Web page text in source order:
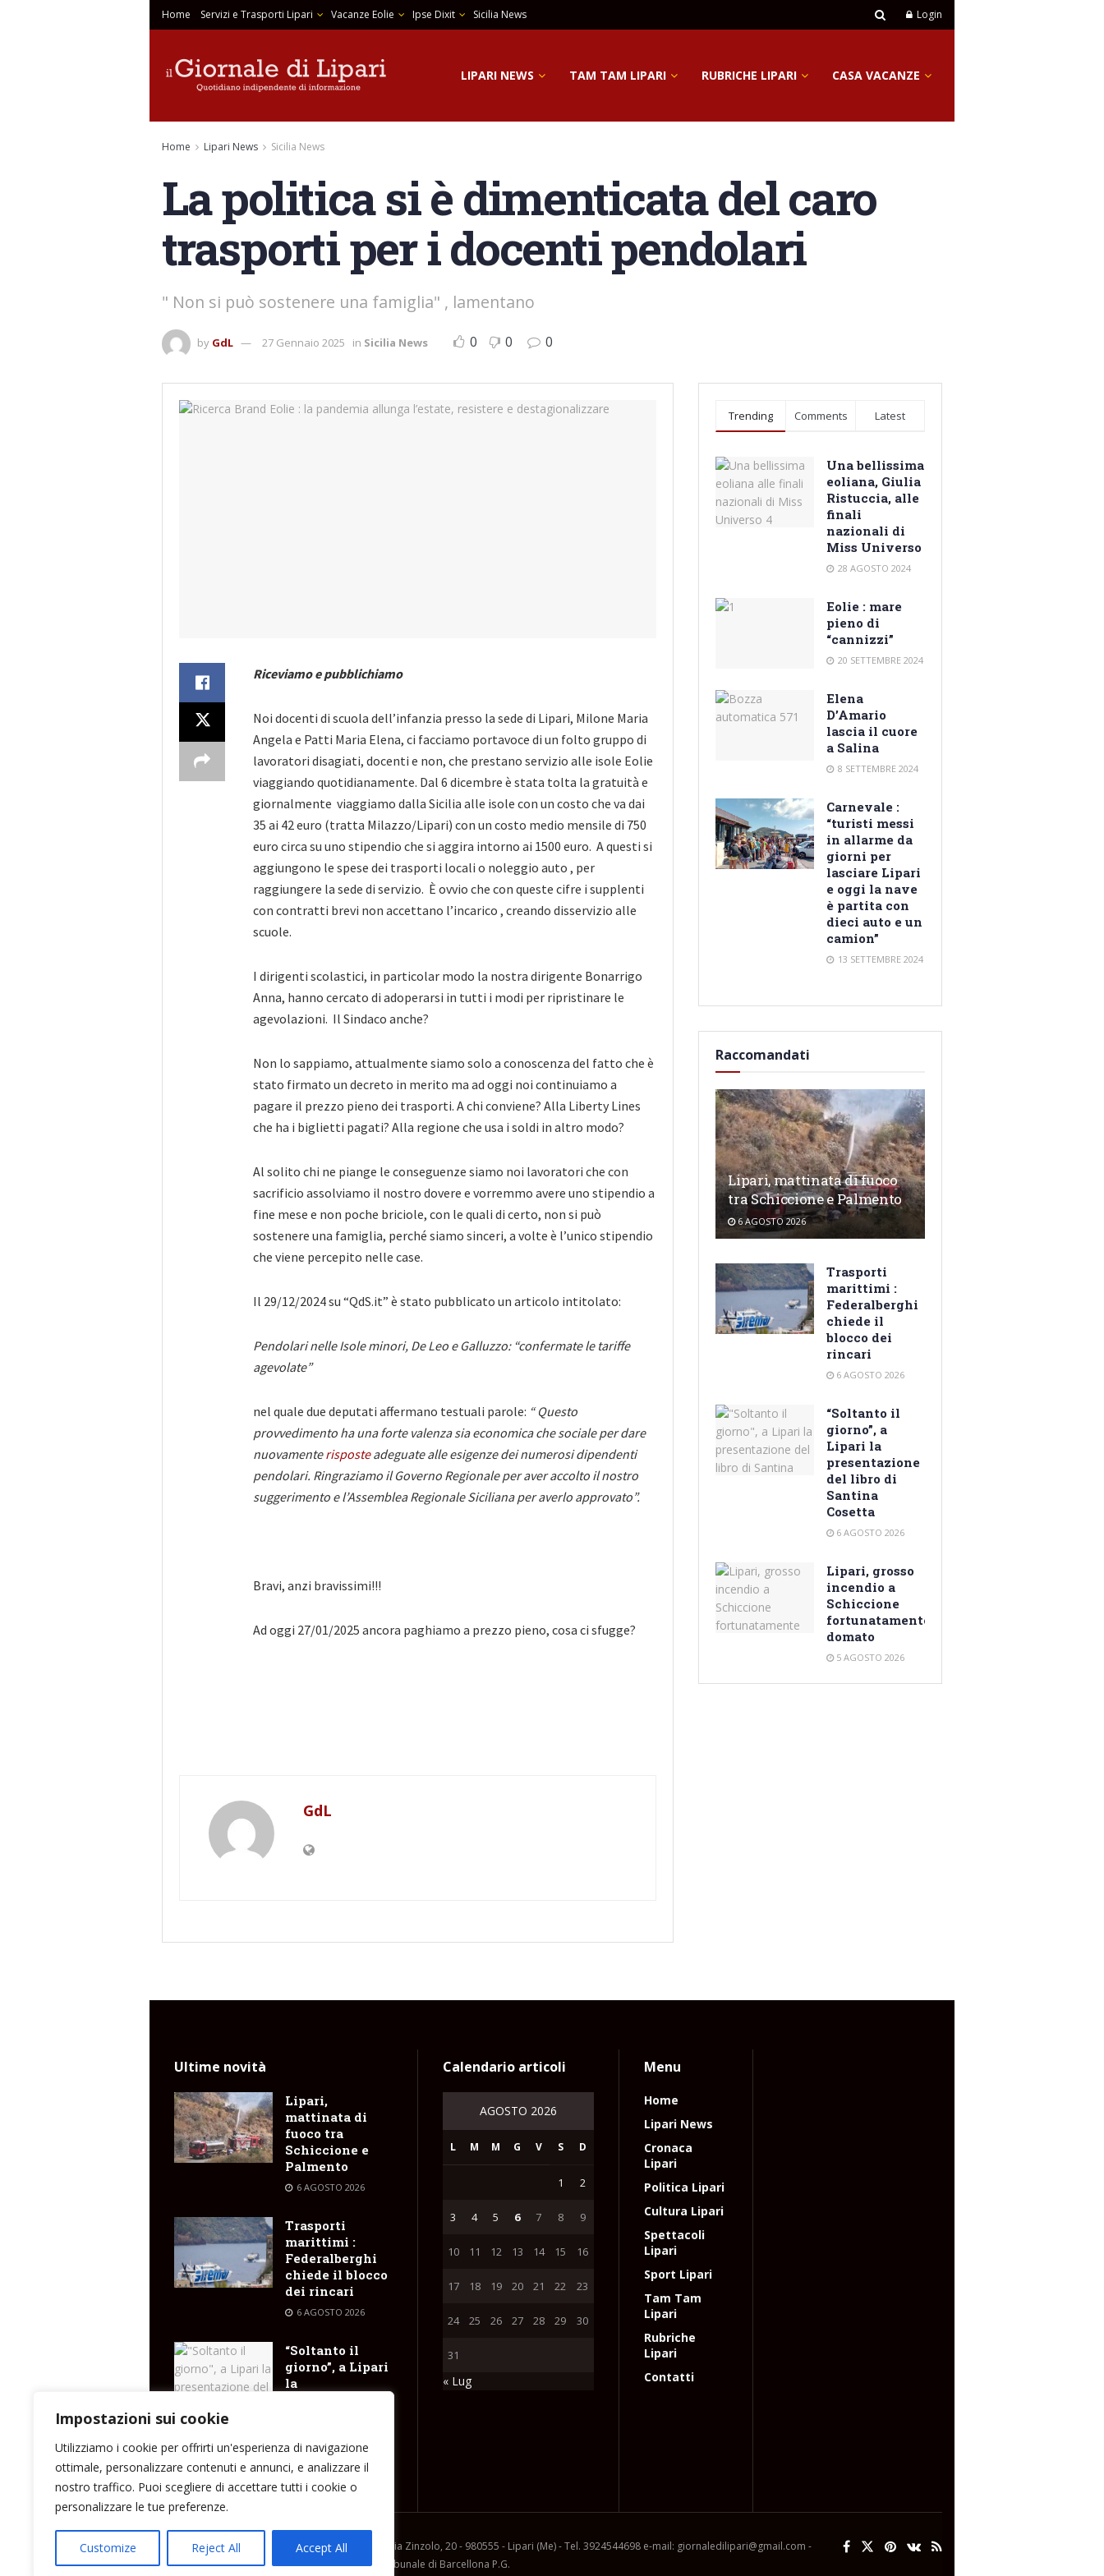
Impostazioni sui cookie
Utilizziamo i cookie per offrirti un'esperienza di navigazione
ottimale, personalizzare contenuti e annunci, e analizzare il
nostro traffico. Puoi scegliere di accettare tutti i cookie o
personalizzare le tue preferenze.
Customize Reject All Accept All
Home Servizi e Trasporti Lipari Vacanze Eolie Ipse Dixit Sicilia News Login
LIPARI NEWS TAM TAM LIPARI RUBRICHE LIPARI CASA VACANZE
Home Lipari News Sicilia News
La politica si è dimenticata del caro
trasporti per i docenti pendolari
" Non si può sostenere una famiglia" , lamentano
by GdL 27 Gennaio 2025 in Sicilia News 0 0 0
Riceviamo e pubblichiamo
Noi docenti di scuola dell’infanzia presso la sede di Lipari, Milone Maria
Angela e Patti Maria Elena, ci facciamo portavoce di un folto gruppo di
lavoratori disagiati, docenti e non, che prestano servizio alle isole Eolie
viaggiando quotidianamente. Dal 6 dicembre è stata tolta la gratuità e
giornalmente viaggiamo dalla Sicilia alle isole con un costo che va dai
35 ai 42 euro (tratta Milazzo/Lipari) con un costo medio mensile di 750
euro circa su uno stipendio che si aggira intorno ai 1500 euro. A questi si
aggiungono le spese dei trasporti locali o noleggio auto , per
raggiungere la sede di servizio. È ovvio che con queste cifre i supplenti
con contratti brevi non accettano l’incarico , creando disservizio alle
scuole.
I dirigenti scolastici, in particolar modo la nostra dirigente Bonarrigo
Anna, hanno cercato di adoperarsi in tutti i modi per ripristinare le
agevolazioni. Il Sindaco anche?
Non lo sappiamo, attualmente siamo solo a conoscenza del fatto che è
stato firmato un decreto in merito ma ad oggi noi continuiamo a
pagare il prezzo pieno dei trasporti. A chi conviene? Alla Liberty Lines
che ha i biglietti pagati? Alla regione che usa i soldi in altro modo?
Al solito chi ne piange le conseguenze siamo noi lavoratori che con
sacrificio assolviamo il nostro dovere e vorremmo avere uno stipendio a
fine mese e non poche briciole, con le quali di certo, non si può
sostenere una famiglia, perché siamo sinceri, a volte è l’unico stipendio
che viene percepito nelle case.
Il 29/12/2024 su “QdS.it” è stato pubblicato un articolo intitolato:
Pendolari nelle Isole minori, De Leo e Galluzzo: “confermate le tariffe
agevolate”
nel quale due deputati affermano testuali parole: “ Questo
provvedimento ha una forte valenza sia economica che sociale per dare
nuovamenterisposte adeguate alle esigenze dei numerosi dipendenti
pendolari. Ringraziamo il Governo Regionale per aver accolto il nostro
suggerimento e l’Assemblea Regionale Siciliana per averlo approvato”.
Bravi, anzi bravissimi!!!
Ad oggi 27/01/2025 ancora paghiamo a prezzo pieno, cosa ci sfugge?
GdL
Trending Comments Latest
Una bellissima
eoliana, Giulia
Ristuccia, alle
finali
nazionali di
Miss Universo
28 AGOSTO 2024
Eolie : mare
pieno di
“cannizzi”
20 SETTEMBRE 2024
Elena
D’Amario
lascia il cuore
a Salina
8 SETTEMBRE 2024
Carnevale :
“turisti messi
in allarme da
giorni per
lasciare Lipari
e oggi la nave
è partita con
dieci auto e un
camion”
13 SETTEMBRE 2024
Raccomandati
Lipari, mattinata di fuoco
tra Schiccione e Palmento
6 AGOSTO 2026
Trasporti
marittimi :
Federalberghi
chiede il
blocco dei
rincari
6 AGOSTO 2026
“Soltanto il
giorno”, a
Lipari la
presentazione
del libro di
Santina
Cosetta
6 AGOSTO 2026
Lipari, grosso
incendio a
Schiccione
fortunatamente
domato
5 AGOSTO 2026
Ultime novità
Lipari,
mattinata di
fuoco tra
Schiccione e
Palmento
6 AGOSTO 2026
Trasporti
marittimi :
Federalberghi
chiede il blocco
dei rincari
6 AGOSTO 2026
“Soltanto il
giorno”, a Lipari
la
6 AGOSTO 2026
Calendario articoli
AGOSTO 2026
L M M G V S D
1 2
3 4 5 6 7 8 9
10 11 12 13 14 15 16
17 18 19 20 21 22 23
24 25 26 27 28 29 30
31
« Lug
Menu
Home
Lipari News
Cronaca
Lipari
Politica Lipari
Cultura Lipari
Spettacoli
Lipari
Sport Lipari
Tam Tam
Lipari
Rubriche
Lipari
Contatti
Direttore responsabile: Peppe Paino - Eolmedia, via Zinzolo, 20 - 980555 - Lipari (Me) - Tel. 3924544698 e-mail: giornaledilipari@gmail.com -
peppepaino1@gmail.com Testata registrata al Tribunale di Barcellona P.G.